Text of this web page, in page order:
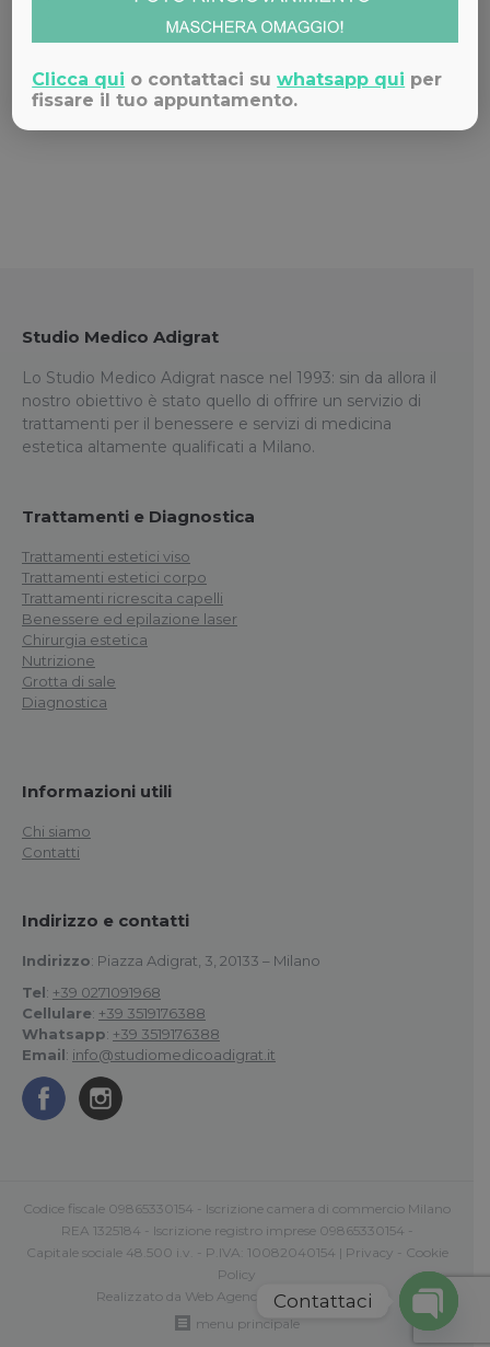
Sei interessato ai nostri servizi di
Medicina Estetica?
Contattaci!
Studio Medico Adigrat
Lo Studio Medico Adigrat nasce nel 1993: sin da allora il
nostro obiettivo è stato quello di offrire un servizio di
trattamenti per il benessere e servizi di medicina
estetica altamente qualificati a Milano.
Trattamenti e Diagnostica
Trattamenti estetici viso
Trattamenti estetici corpo
Trattamenti ricrescita capelli
Benessere ed epilazione laser
Chirurgia estetica
Nutrizione
Grotta di sale
Diagnostica
Informazioni utili
Chi siamo
Contatti
Indirizzo e contatti
Indirizzo: Piazza Adigrat, 3, 20133 – Milano
Tel: +39 0271091968
Cellulare: +39 3519176388
Whatsapp: +39 3519176388
Email: info@studiomedicoadigrat.it
Codice fiscale 09865330154 - Iscrizione camera di commercio Milano
REA 1325184 - Iscrizione registro imprese 09865330154 -
Capitale sociale 48.500 i.v. - P.IVA: 10082040154 | Privacy - Cookie
Policy
Realizzato da Web Agency Roma Comunica
menu principale
Clicca qui o contattaci suwhatsapp qui per
fissare il tuo appuntamento.
Contattaci